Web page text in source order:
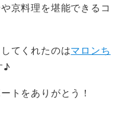
京料理を堪能できるコ
てくれたのはマロンち
♪
トをありがとう！